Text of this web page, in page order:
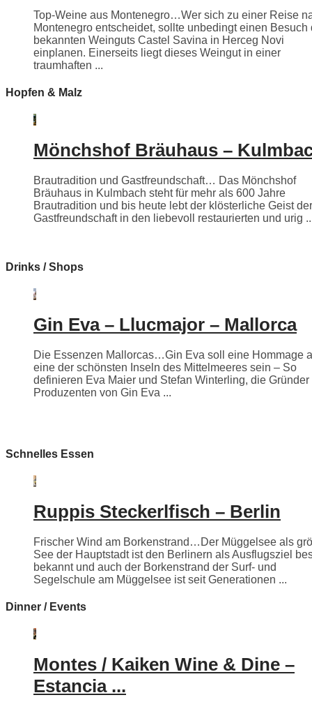
Top-Weine aus Montenegro…Wer sich zu einer Reise
Montenegro entscheidet, sollte unbedingt einen Besuch
bekannten Weinguts Castel Savina in Herceg Novi
einplanen. Einerseits liegt dieses Weingut in einer
traumhaften ...
Hopfen & Malz
Mönchshof Bräuhaus –
Brautradition und Gastfreundschaft… Das Mönchshof
Bräuhaus in Kulmbach steht für mehr als 600 Jahre
Brautradition und bis heute lebt der klösterliche Geist der
Gastfreundschaft in den liebevoll restaurierten und urig
Drinks / Shops
Gin Eva – Llucmajor – Mallorca
Die Essenzen Mallorcas…Gin Eva soll eine Hommage
eine der schönsten Inseln des Mittelmeeres sein – So
definieren Eva Maier und Stefan Winterling, die Gründer
Produzenten von Gin Eva ...
Schnelles Essen
Ruppis Steckerlfisch – Berlin
Frischer Wind am Borkenstrand…Der Müggelsee als
See der Hauptstadt ist den Berlinern als Ausflugsziel
bekannt und auch der Borkenstrand der Surf- und
Segelschule am Müggelsee ist seit Generationen ...
Dinner / Events
Montes / Kaiken Wine & Dine –
Estancia ...